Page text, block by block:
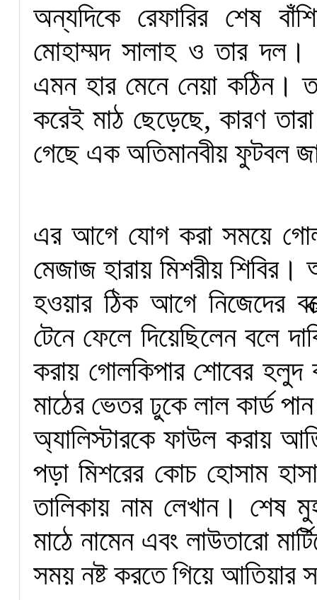
অন্যদিকে রেফারির শেষ
মোহাম্মদ সালাহ ও তার
এমন হার মেনে নেয়া কঠিন।
করেই মাঠ ছেড়েছে, কারণ
গেছে এক অতিমানবীয় ফুটবল
এর আগে যোগ করা সময়ে গোল
মেজাজ হারায় মিশরীয় শিবির।
হওয়ার ঠিক আগে নিজেদের
টেনে ফেলে দিয়েছিলেন বলে
করায় গোলকিপার শোবের হলুদ
মাঠের ভেতর ঢুকে লাল কার্ড
অ্যালিস্টারকে ফাউল করায়
পড়া মিশরের কোচ হোসাম
তালিকায় নাম লেখান। শেষ
মাঠে নামেন এবং লাউতারো
সময় নষ্ট করতে গিয়ে আতিয়ার